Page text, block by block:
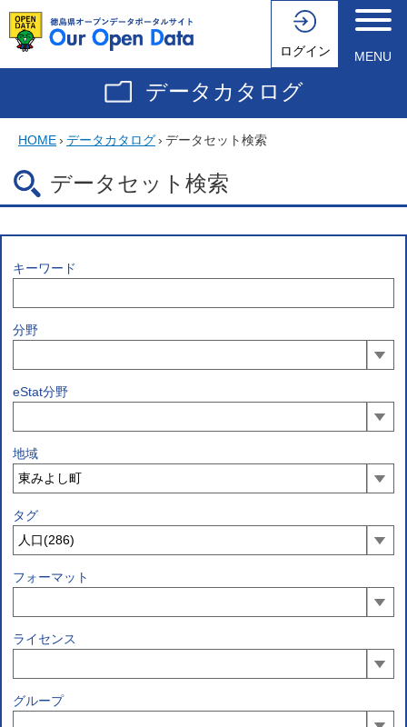
ログイン MENU
データカタログ
HOME› データカタログ› データセット検索
データセット検索
キーワード
分野
eStat分野
地域
タグ
フォーマット
ライセンス
グループ